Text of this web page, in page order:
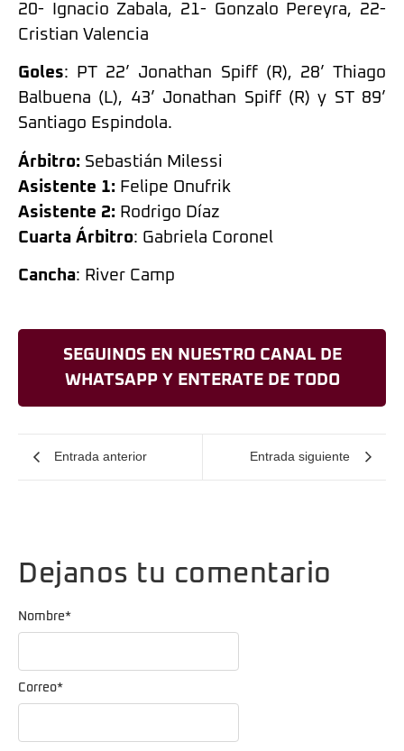
20- Ignacio Zabala, 21- Gonzalo Pereyra, 22-
Cristian Valencia
Goles: PT 22’ Jonathan Spiff (R), 28’ Thiago
Balbuena (L), 43’ Jonathan Spiff (R) y ST 89’
Santiago Espindola.
Árbitro: Sebastián Milessi
Asistente 1: Felipe Onufrik
Asistente 2: Rodrigo Díaz
Cuarta Árbitro: Gabriela Coronel
Cancha: River Camp
SEGUINOS EN NUESTRO CANAL DE
WHATSAPP Y ENTERATE DE TODO
Entrada anterior Entrada siguiente
Dejanos tu comentario
Nombre*
Correo*